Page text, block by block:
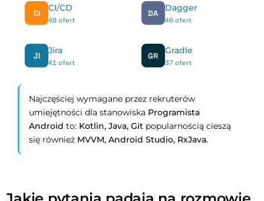
CI
CI/CD
48 ofert
DA
Dagger
46 ofert
JI
Jira
41 ofert
GR
Gradle
37 ofert
Najczęściej wymagane przez rekruterów
umiejętności dla stanowiska Programista
Android to: Kotlin,Java,Git popularnością cieszą
się również MVVM,Android Studio, RxJava.